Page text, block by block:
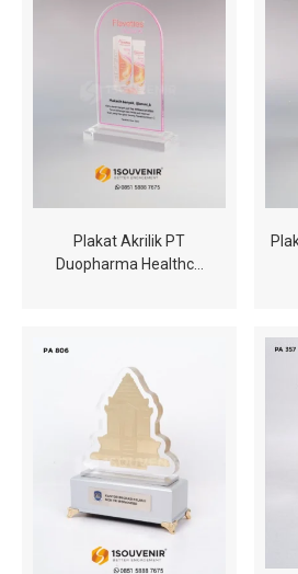
Plakat Akrilik PT
Duopharma Healthc…